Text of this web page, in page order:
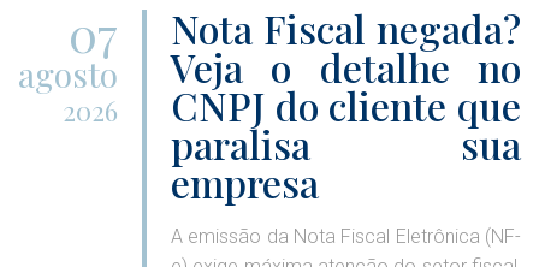
07
agosto
2026
Nota Fiscal negada?
Veja o detalhe no
CNPJ do cliente que
paralisa sua
empresa
A emissão da Nota Fiscal Eletrônica (NF-